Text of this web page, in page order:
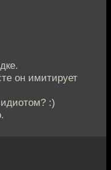
он имитирует
:)